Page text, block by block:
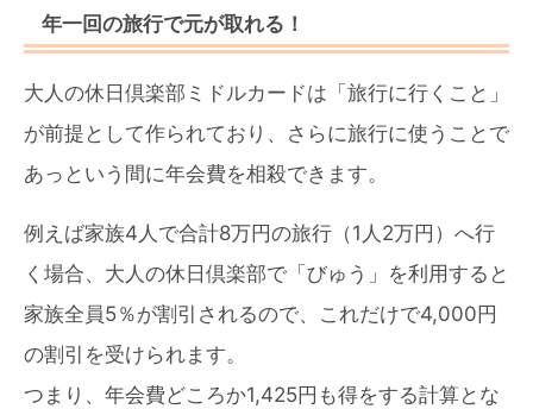
年一回の旅行で元が取れる！
大人の休日倶楽部ミドルカードは「旅行に行くこと」
が前提として作られており、さらに旅行に使うことで
あっという間に年会費を相殺できます。
例えば家族4人で合計8万円の旅行（1人2万円）へ行
く場合、大人の休日倶楽部で「びゅう」を利用すると
家族全員5％が割引されるので、これだけで4,000円
の割引を受けられます。
つまり、年会費どころか1,425円も得をする計算とな